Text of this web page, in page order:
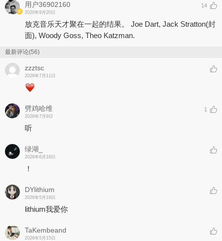
用户36902160
2020年9月20日
14
放克音乐天才聚在一起的结果。 Joe Dart, Jack Stratton(封
面), Woody Goss, Theo Katzman.
最新评论(56)
zzztsc
2026年7月11日
劈鸡哈维
2026年7月9日
1
听
绿湖_
2026年6月18日
！
DYlithium
2026年5月18日
lithium我爱你
TaKembeand
2026年5月15日